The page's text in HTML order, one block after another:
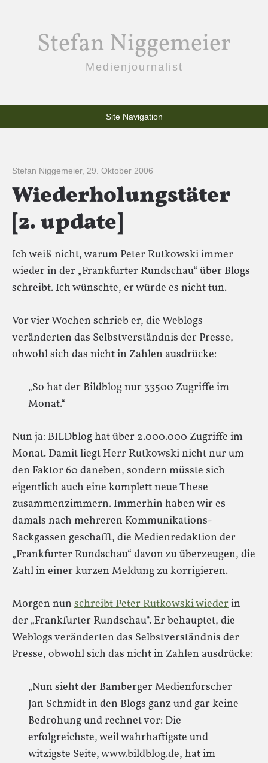
Stefan Niggemeier
Medienjournalist
Site Navigation
Stefan Niggemeier, 29. Oktober 2006
Wiederholungstäter
[2. update]
Ich weiß nicht, warum Peter Rutkowski immer
wieder in der „Frankfurter Rundschau“ über Blogs
schreibt. Ich wünschte, er würde es nicht tun.
Vor vier Wochen schrieb er, die Weblogs
veränderten das Selbstverständnis der Presse,
obwohl sich das nicht in Zahlen ausdrücke:
„So hat der Bildblog nur 33500 Zugriffe im
Monat.“
Nun ja: BILDblog hat über 2.000.000 Zugriffe im
Monat. Damit liegt Herr Rutkowski nicht nur um
den Faktor 60 daneben, sondern müsste sich
eigentlich auch eine komplett neue These
zusammenzimmern. Immerhin haben wir es
damals nach mehreren Kommunikations-
Sackgassen geschafft, die Medienredaktion der
„Frankfurter Rundschau“ davon zu überzeugen, die
Zahl in einer kurzen Meldung zu korrigieren.
Morgen nun schreibt Peter Rutkowski wiederin
der „Frankfurter Rundschau“. Er behauptet, die
Weblogs veränderten das Selbstverständnis der
Presse, obwohl sich das nicht in Zahlen ausdrücke:
„Nun sieht der Bamberger Medienforscher
Jan Schmidt in den Blogs ganz und gar keine
Bedrohung und rechnet vor: Die
erfolgreichste, weil wahrhaftigste und
witzigste Seite, www.bildblog.de, hat im